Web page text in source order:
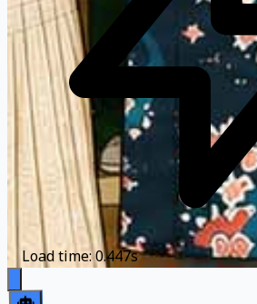
Load time: 0.447s